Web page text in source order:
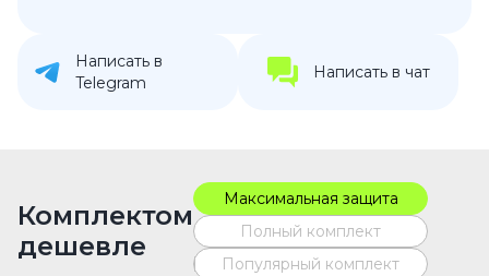
Написать в
Telegram
Написать в чат
Комплектом
дешевле
Максимальная защита
Полный комплект
Популярный комплект